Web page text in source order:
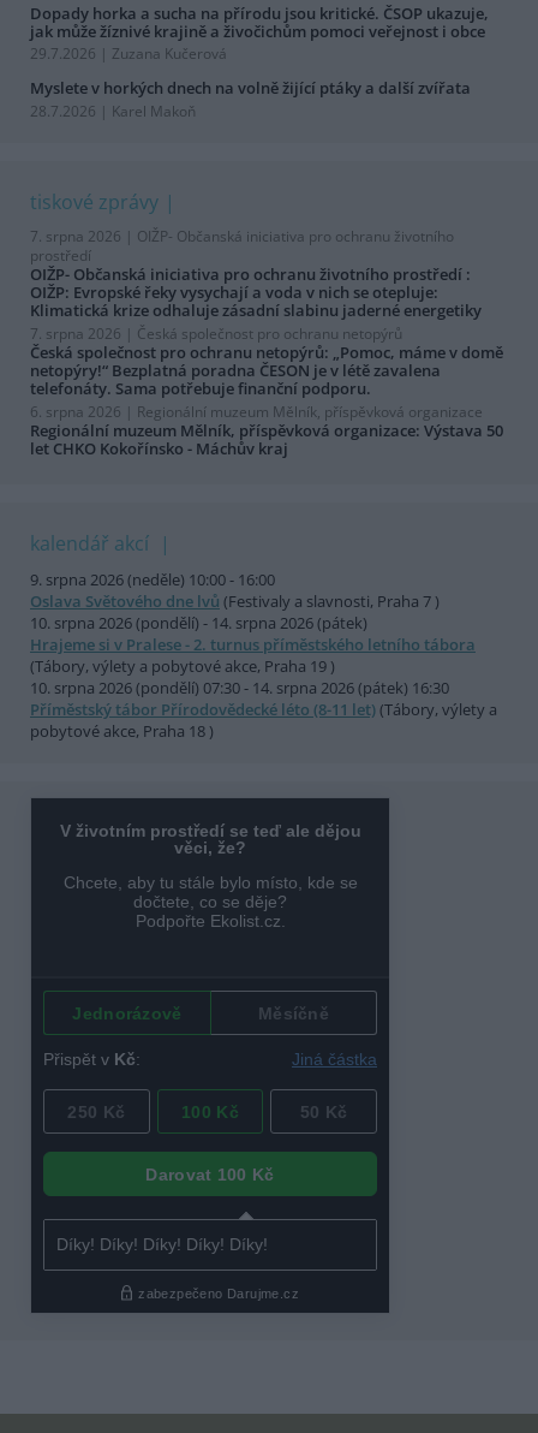
Dopady horka a sucha na přírodu jsou kritické. ČSOP ukazuje,
jak může žíznivé krajině a živočichům pomoci veřejnost i obce
29.7.2026 | Zuzana Kučerová
Myslete v horkých dnech na volně žijící ptáky a další zvířata
28.7.2026 | Karel Makoň
tiskové zprávy
7. srpna 2026 | OIŽP- Občanská iniciativa pro ochranu životního
prostředí
OIŽP- Občanská iniciativa pro ochranu životního prostředí :
OIŽP: Evropské řeky vysychají a voda v nich se otepluje:
Klimatická krize odhaluje zásadní slabinu jaderné energetiky
7. srpna 2026 | Česká společnost pro ochranu netopýrů
Česká společnost pro ochranu netopýrů: „Pomoc, máme v domě
netopýry!“ Bezplatná poradna ČESON je v létě zavalena
telefonáty. Sama potřebuje finanční podporu.
6. srpna 2026 | Regionální muzeum Mělník, příspěvková organizace
Regionální muzeum Mělník, příspěvková organizace: Výstava 50
let CHKO Kokořínsko - Máchův kraj
kalendář akcí
9. srpna 2026 (neděle) 10:00 - 16:00
Oslava Světového dne lvů (Festivaly a slavnosti, Praha 7 )
10. srpna 2026 (pondělí) - 14. srpna 2026 (pátek)
Hrajeme si v Pralese - 2. turnus příměstského letního tábora
(Tábory, výlety a pobytové akce, Praha 19 )
10. srpna 2026 (pondělí) 07:30 - 14. srpna 2026 (pátek) 16:30
Příměstský tábor Přírodovědecké léto (8-11 let)(Tábory, výlety a
pobytové akce, Praha 18 )